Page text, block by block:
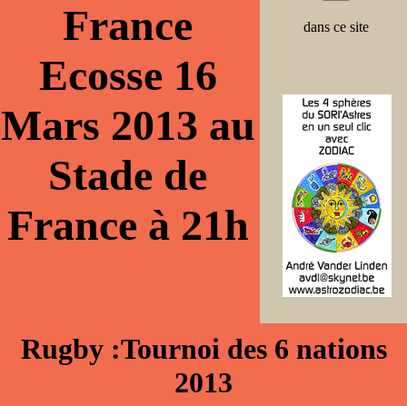
dans ce site
France
Ecosse 16
Mars 2013 au
Stade de
France à 21h
Rugby :Tournoi des 6 nations
2013